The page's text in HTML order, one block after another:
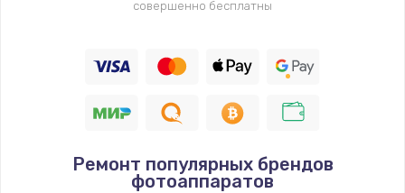
совершенно бесплатны
Ремонт популярных брендов
фотоаппаратов